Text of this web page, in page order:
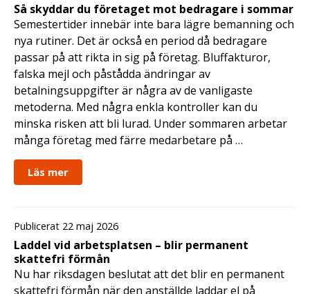
Så skyddar du företaget mot bedragare i sommar
Semestertider innebär inte bara lägre bemanning och
nya rutiner. Det är också en period då bedragare
passar på att rikta in sig på företag. Bluffakturor,
falska mejl och påstådda ändringar av
betalningsuppgifter är några av de vanligaste
metoderna. Med några enkla kontroller kan du
minska risken att bli lurad. Under sommaren arbetar
många företag med färre medarbetare på …
Läs mer
Publicerat 22 maj 2026
Laddel vid arbetsplatsen – blir permanent
skattefri förmån
Nu har riksdagen beslutat att det blir en permanent
skattefri förmån när den anställde laddar el på